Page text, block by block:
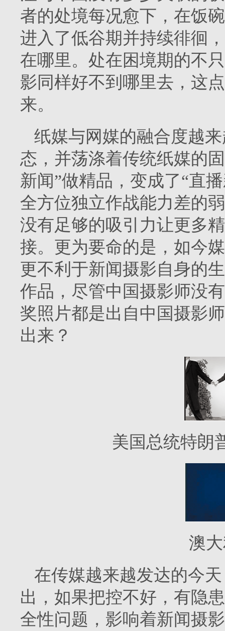
者的处境每况愈下，在饭
进入了低谷期并持续徘徊
在哪里。处在困境期的不
影同样好不到哪里去，这
来。
纸媒与网媒的融合度越
态，并荡涤着传统纸媒的
新闻”做精品，变成了“直
全方位独立作战能力差的
没有足够的吸引力让更多
接。更为要命的是，如今
更不利于新闻摄影自身的
作品，尽管中国摄影师没
奖照片都是出自中国摄影
出来？
美国总统特朗
澳
在传媒越来越发达的今
出，如果把控不好，有隐
全性问题，影响着新闻摄